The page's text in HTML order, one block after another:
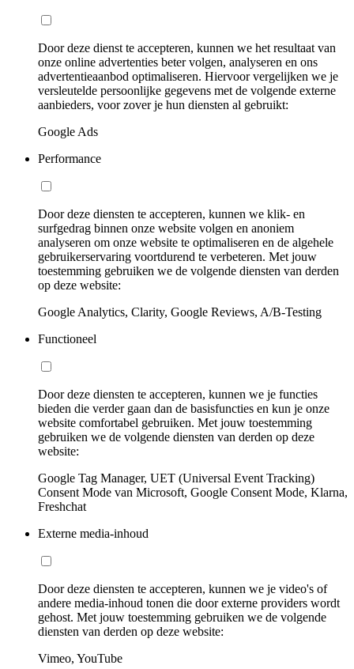
Door deze dienst te accepteren, kunnen we het resultaat van
onze online advertenties beter volgen, analyseren en ons
advertentieaanbod optimaliseren. Hiervoor vergelijken we je
versleutelde persoonlijke gegevens met de volgende externe
aanbieders, voor zover je hun diensten al gebruikt:
Google Ads
Performance
Door deze diensten te accepteren, kunnen we klik- en
surfgedrag binnen onze website volgen en anoniem
analyseren om onze website te optimaliseren en de algehele
gebruikerservaring voortdurend te verbeteren. Met jouw
toestemming gebruiken we de volgende diensten van derden
op deze website:
Google Analytics, Clarity, Google Reviews, A/B-Testing
Functioneel
Door deze diensten te accepteren, kunnen we je functies
bieden die verder gaan dan de basisfuncties en kun je onze
website comfortabel gebruiken. Met jouw toestemming
gebruiken we de volgende diensten van derden op deze
website:
Google Tag Manager, UET (Universal Event Tracking)
Consent Mode van Microsoft, Google Consent Mode, Klarna,
Freshchat
Externe media-inhoud
Door deze diensten te accepteren, kunnen we je video's of
andere media-inhoud tonen die door externe providers wordt
gehost. Met jouw toestemming gebruiken we de volgende
diensten van derden op deze website:
Vimeo, YouTube